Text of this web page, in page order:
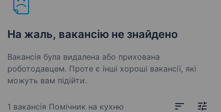
На жаль, вакансію не знайдено
Вакансія була видалена або прихована
роботодавцем. Проте є інші хороші вакансії, які
можуть вам підійти.
1 вакансія Помічник на кухню